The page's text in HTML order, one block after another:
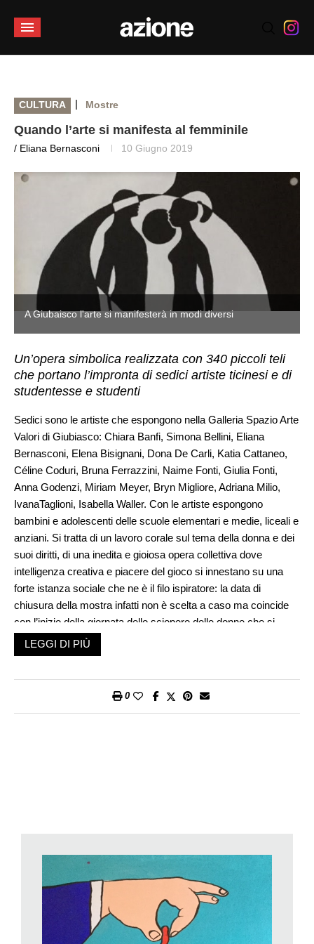
CULTURA | Mostre
Quando l’arte si manifesta al femminile
/ Eliana Bernasconi 10 Giugno 2019
A Giubaisco l'arte si manifesterà in modi diversi
Un’opera simbolica realizzata con 340 piccoli teli
che portano l’impronta di sedici artiste ticinesi e di
studentesse e studenti
Sedici sono le artiste che espongono nella Galleria Spazio Arte
Valori di Giubiasco: Chiara Banfi, Simona Bellini, Eliana
Bernasconi, Elena Bisignani, Dona De Carli, Katia Cattaneo,
Céline Coduri, Bruna Ferrazzini, Naime Fonti, Giulia Fonti,
Anna Godenzi, Miriam Meyer, Bryn Migliore, Adriana Milio,
IvanaTaglioni, Isabella Waller. Con le artiste espongono
bambini e adolescenti delle scuole elementari e medie, liceali e
anziani. Si tratta di un lavoro corale sul tema della donna e dei
suoi diritti, di una inedita e gioiosa opera collettiva dove
intelligenza creativa e piacere del gioco si innestano su una
forte istanza sociale che ne è il filo ispiratore: la data di
chiusura della mostra infatti non è scelta a caso ma coincide
con l’inizio della giornata dello sciopero delle donne che si
svolge in tutta la Svizzera, e partecipa del fermento di una
sempre nuova identità della donna che oggi vediamo
Altre scuole si stanno muovendo con varie attività per
diceva, oltre alle artiste hanno lavorato allo stesso obiettivo
bambini delle elementari di Stabio e Barbengo, delle medie di
Barbengo, Mendrisio, Gravesano, della Scuola americana di
Montagnola e del CSIA di Lugano.
«Le artiste Simona Bellini e Elena Bisignani», continua ancora
LEGGI DI PIÙ
0